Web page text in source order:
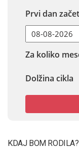
Prvi dan
Za koliko
Dolžina cikla
KDAJ BOM RODILA?